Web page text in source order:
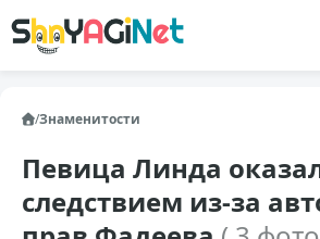
/Знаменитости
Певица Линда
следствием из-за